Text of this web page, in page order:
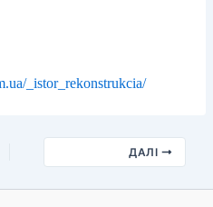
_istor_rekonstrukcia/
ДАЛІ